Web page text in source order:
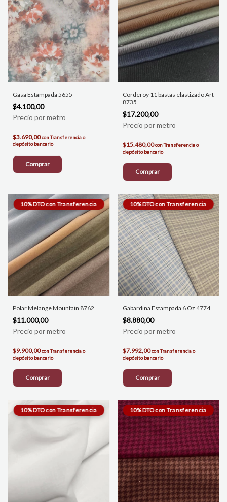
Gasa Estampada 5655
$4.100,00
$3.690,00conTransferencia o
depósito bancario
Comprar
Corderoy 11 bastas elastizado Art
8735
$17.200,00
$15.480,00conTransferencia o
depósito bancario
Comprar
Polar Melange Mountain 8762
$11.000,00
$9.900,00conTransferencia o
depósito bancario
Comprar
Gabardina Estampada 6 Oz 4774
$8.880,00
$7.992,00conTransferencia o
depósito bancario
Comprar